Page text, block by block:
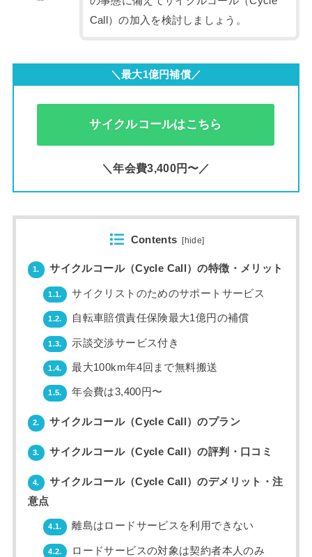
Call）の加入を検討しましょう。
＼最大1億円補償／
サイクルコールはこちら
＼年会費3,400円〜／
Contents [hide]
1. サイクルコール（Cycle Call）の特徴・メリット
1.1. サイクリストのためのサポートサービス
1.2. 自転車賠償責任保険最大1億円の補償
1.3. 示談交渉サービス付き
1.4. 最大100km年4回まで無料搬送
1.5. 年会費は3,400円〜
2. サイクルコール（Cycle Call）のプラン
3. サイクルコール（Cycle Call）の評判・口コミ
4.
サイクルコール（Cycle Call）のデメリット・注
意点
4.1. 離島はロードサービスを利用できない
4.2. ロードサービスの対象は契約者本人のみ